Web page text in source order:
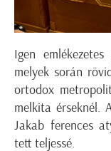
Igen
melyek során
ortodox
melkita érseknél.
Jakab ferences
tett teljessé.